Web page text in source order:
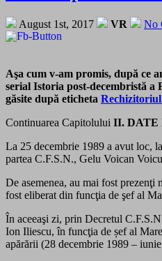
August 1st, 2017 VR No
Aşa cum v-am promis, după ce
serial Istoria post-decembristă
găsite după eticheta
Continuarea Capitolului II. DATE
La 25 decembrie 1989 a avut loc,
partea C.F.S.N., Gelu Voican
De asemenea, au mai fost
fost eliberat din funcţia de şef al
În aceeaşi zi, prin Decretul
Ion Iliescu, în funcţia de șef al
apărării (28 decembrie 1989 –